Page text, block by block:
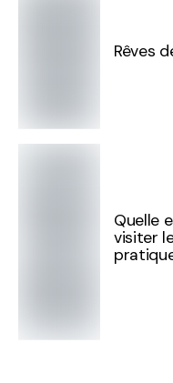
Rêves
Quelle
visiter